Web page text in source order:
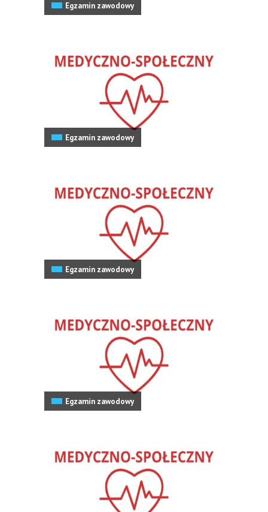
Egzamin zawodowy
Egzamin zawodowy
Egzamin zawodowy
Egzamin zawodowy